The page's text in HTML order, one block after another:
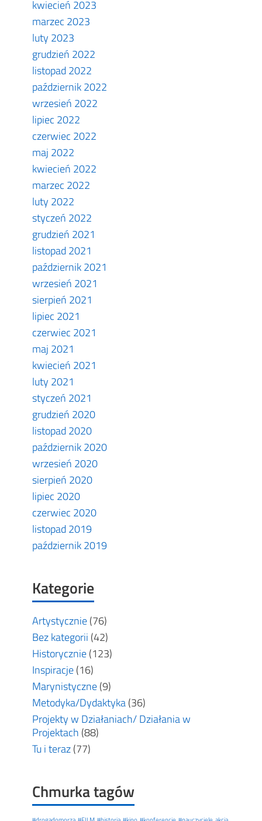
kwiecień 2023
marzec 2023
luty 2023
grudzień 2022
listopad 2022
październik 2022
wrzesień 2022
lipiec 2022
czerwiec 2022
maj 2022
kwiecień 2022
marzec 2022
luty 2022
styczeń 2022
grudzień 2021
listopad 2021
październik 2021
wrzesień 2021
sierpień 2021
lipiec 2021
czerwiec 2021
maj 2021
kwiecień 2021
luty 2021
styczeń 2021
grudzień 2020
listopad 2020
październik 2020
wrzesień 2020
sierpień 2020
lipiec 2020
czerwiec 2020
listopad 2019
październik 2019
Kategorie
Artystycznie(76)
Bez kategorii (42)
Historycznie(123)
Inspiracje(16)
Marynistyczne(9)
Metodyka/Dydaktyka(36)
Projekty w Działaniach/ Działania w
Projektach (88)
Tu i teraz(77)
Chmurka tagów